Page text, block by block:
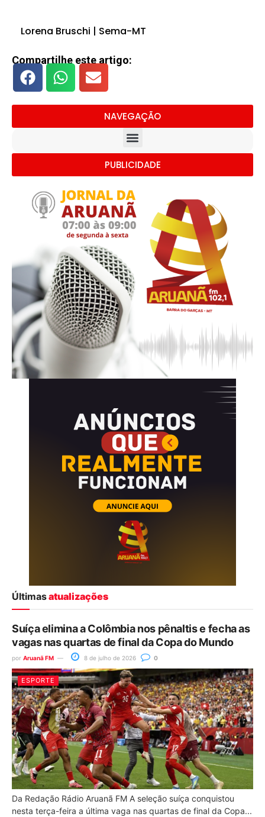
Lorena Bruschi | Sema-MT
Compartilhe este artigo:
NAVEGAÇÃO
PUBLICIDADE
Últimasatualizações
Suíça elimina a Colômbia nos pênaltis e fecha as
vagas nas quartas de final da Copa do Mundo
por Aruanã FM 8 de julho de 2026 0
ESPORTE
Da Redação Rádio Aruanã FM A seleção suíça conquistou
nesta terça-feira a última vaga nas quartas de final da Copa...